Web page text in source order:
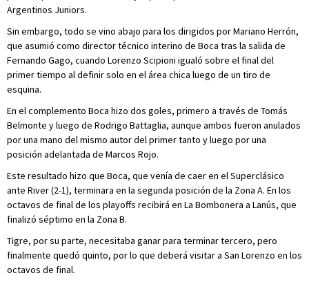
Argentinos Juniors.
Sin embargo, todo se vino abajo para los dirigidos por Mariano Herrón,
que asumió como director técnico interino de Boca tras la salida de
Fernando Gago, cuando Lorenzo Scipioni igualó sobre el final del
primer tiempo al definir solo en el área chica luego de un tiro de
esquina.
En el complemento Boca hizo dos goles, primero a través de Tomás
Belmonte y luego de Rodrigo Battaglia, aunque ambos fueron anulados
por una mano del mismo autor del primer tanto y luego por una
posición adelantada de Marcos Rojo.
Este resultado hizo que Boca, que venía de caer en el Superclásico
ante River (2-1), terminara en la segunda posición de la Zona A. En los
octavos de final de los playoffs recibirá en La Bombonera a Lanús, que
finalizó séptimo en la Zona B.
Tigre, por su parte, necesitaba ganar para terminar tercero, pero
finalmente quedó quinto, por lo que deberá visitar a San Lorenzo en los
octavos de final.